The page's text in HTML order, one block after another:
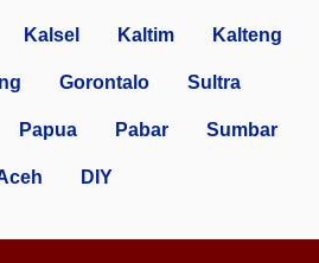
Kalsel Kaltim Kalteng
Gorontalo Sultra
Papua Pabar Sumbar
DIY